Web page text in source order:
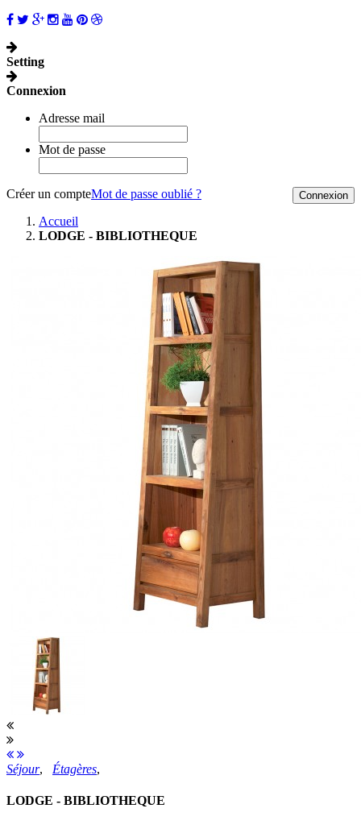
Setting
Connexion
Adresse mail
Mot de passe
Créer un compte Connexion
Mot de passe oublié ?
Accueil
LODGE - BIBLIOTHEQUE
Séjour, Étagères,
LODGE - BIBLIOTHEQUE